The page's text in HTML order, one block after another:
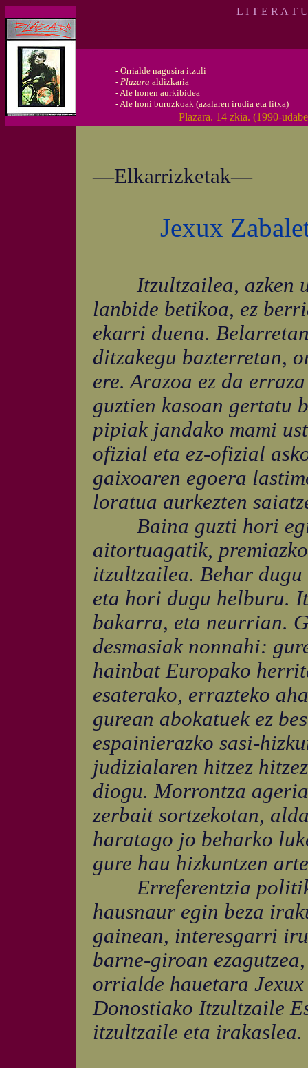
L I T E R A T
- Orrialde nagusira itzuli
- Plazara aldizkaria
-Ale honen aurkibidea
-Ale honi buruzkoak (azalaren irudia eta fitxa)
— Plazara. 14 zkia. (1990-
—Elkarrizketak—
Jexux
Itzultzailea, azken
lanbide betikoa, ez
ekarri duena.
ditzakegu bazterretan,
ere. Arazoa ez da
guztien kasoan gertatu
pipiak jandako mami
ofizial eta ez-ofizial
gaixoaren egoera
loratua aurkezten
Baina guzti hori
aitortuagatik,
itzultzailea. Behar
eta hori dugu helburu.
bakarra, eta neurrian.
desmasiak nonnahi:
hainbat Europako
esaterako, errazteko
gurean abokatuek ez
espainierazko sasi-
judizialaren hitzez
diogu. Morrontza
zerbait sortzekotan,
haratago jo beharko
gure hau hizkuntzen
Erreferentzia
hausnaur egin beza
gainean, interesgarri
barne-giroan
orrialde hauetara
Donostiako Itzultzaile
itzultzaile eta irakaslea.